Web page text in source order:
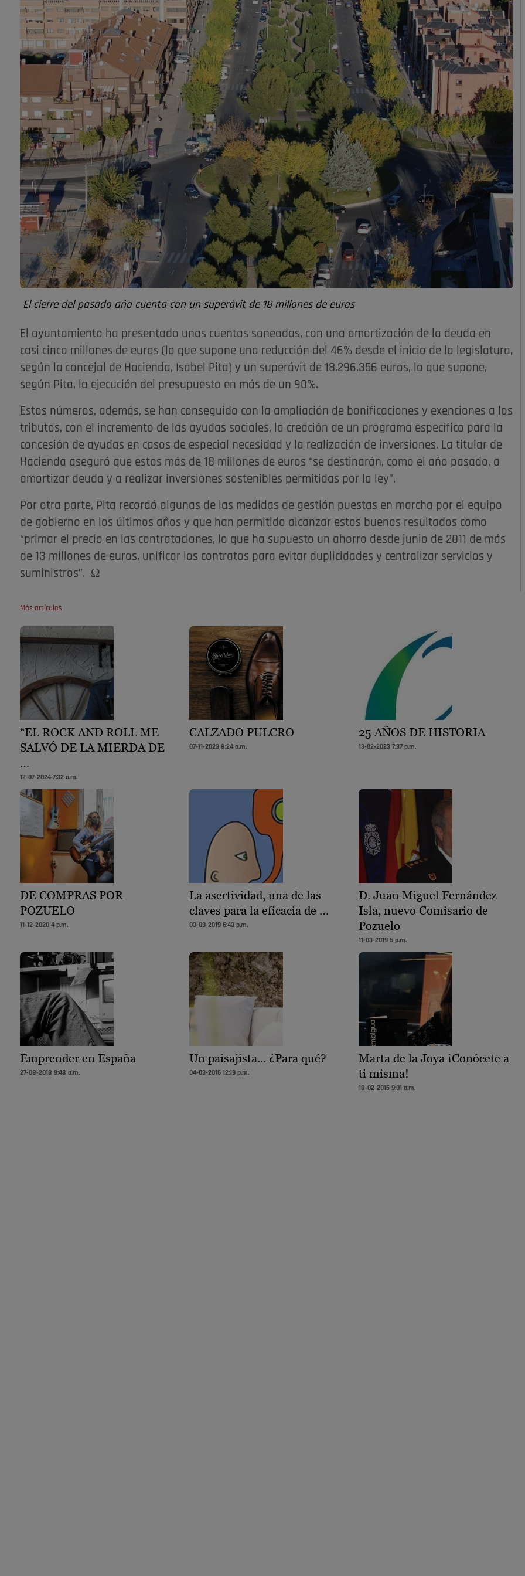
El cierre del pasado año cuenta con un superávit de 18 millones de euros
El ayuntamiento ha presentado unas cuentas saneadas, con una amortización de la deuda en
casi cinco millones de euros (lo que supone una reducción del 46% desde el inicio de la legislatura,
según la concejal de Hacienda, Isabel Pita) y un superávit de 18.296.356 euros, lo que supone,
según Pita, la ejecución del presupuesto en más de un 90%.
Estos números, además, se han conseguido con la ampliación de bonificaciones y exenciones a los
tributos, con el incremento de las ayudas sociales, la creación de un programa específico para la
concesión de ayudas en casos de especial necesidad y la realización de inversiones. La titular de
Hacienda aseguró que estos más de 18 millones de euros “se destinarán, como el año pasado, a
amortizar deuda y a realizar inversiones sostenibles permitidas por la ley”.
Por otra parte, Pita recordó algunas de las medidas de gestión puestas en marcha por el equipo
de gobierno en los últimos años y que han permitido alcanzar estos buenos resultados como
“primar el precio en las contrataciones, lo que ha supuesto un ahorro desde junio de 2011 de más
de 13 millones de euros, unificar los contratos para evitar duplicidades y centralizar servicios y
suministros”. Ω
Más artículos
“EL ROCK AND ROLL ME
SALVÓ DE LA MIERDA DE
…
12-07-2024 7:32 a.m.
CALZADO PULCRO
07-11-2023 8:24 a.m.
25 AÑOS DE HISTORIA
13-02-2023 7:37 p.m.
DE COMPRAS POR
POZUELO
11-12-2020 4 p.m.
La asertividad, una de las
claves para la eficacia de …
03-09-2019 6:43 p.m.
D. Juan Miguel Fernández
Isla, nuevo Comisario de
Pozuelo
11-03-2019 5 p.m.
Emprender en España
27-08-2018 9:48 a.m.
Un paisajista... ¿Para qué?
04-03-2016 12:19 p.m.
Marta de la Joya ¡Conócete a
ti misma!
18-02-2015 9:01 a.m.